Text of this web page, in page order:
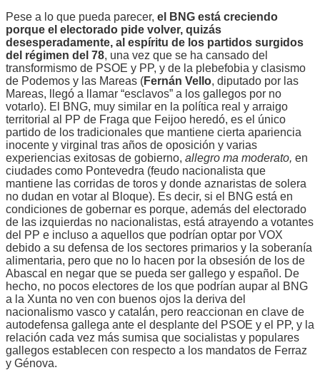
Pese a lo que pueda parecer, el BNG está creciendo
porque el electorado pide volver, quizás
desesperadamente, al espíritu de los partidos surgidos
del régimen del 78, una vez que se ha cansado del
transformismo de PSOE y PP, y de la plebefobia y clasismo
de Podemos y las Mareas (Fernán Vello, diputado por las
Mareas, llegó a llamar “esclavos” a los gallegos por no
votarlo). El BNG, muy similar en la política real y arraigo
territorial al PP de Fraga que Feijoo heredó, es el único
partido de los tradicionales que mantiene cierta apariencia
inocente y virginal tras años de oposición y varias
experiencias exitosas de gobierno, allegro ma moderato, en
ciudades como Pontevedra (feudo nacionalista que
mantiene las corridas de toros y donde aznaristas de solera
no dudan en votar al Bloque). Es decir, si el BNG está en
condiciones de gobernar es porque, además del electorado
de las izquierdas no nacionalistas, está atrayendo a votantes
del PP e incluso a aquellos que podrían optar por VOX
debido a su defensa de los sectores primarios y la soberanía
alimentaria, pero que no lo hacen por la obsesión de los de
Abascal en negar que se pueda ser gallego y español. De
hecho, no pocos electores de los que podrían aupar al BNG
a la Xunta no ven con buenos ojos la deriva del
nacionalismo vasco y catalán, pero reaccionan en clave de
autodefensa gallega ante el desplante del PSOE y el PP, y la
relación cada vez más sumisa que socialistas y populares
gallegos establecen con respecto a los mandatos de Ferraz
y Génova.